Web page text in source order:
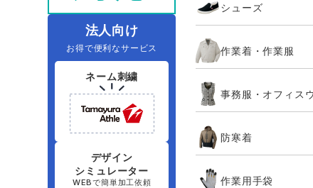
ファン付きウェア（空調服シリー
ズ）
アイトス ランキング ジーベ
シンメン 日進ゴム
タカヤ商事
アタックベース サンエス
藤井電工
シューズ
作業着・作業服
事務服・オフィス
防寒着
作業用手袋
法人向け
お得で便利なサービス
ネーム刺繍
デザイン
シミュレーター
WEBで簡単加工依頼